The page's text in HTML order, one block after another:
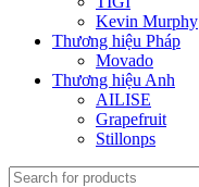
Kevin Murphy
Thương hiệu Pháp
Movado
Thương hiệu Anh
AILISE
Grapefruit
Stillonps